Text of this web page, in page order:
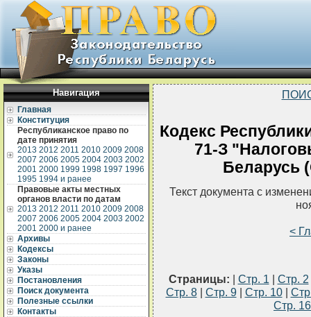
Навигация
Главная
Конституция
Республиканское право по
дате принятия
2013 2012 2011 2010 2009 2008
2007 2006 2005 2004 2003 2002
2001 2000 1999 1998 1997 1996
1995 1994 и ранее
Правовые акты местных
органов власти по датам
2013 2012 2011 2010 2009 2008
2007 2006 2005 2004 2003 2002
2001 2000 и ранее
Архивы
Кодексы
Законы
Указы
Постановления
Поиск документа
Полезные ссылки
Контакты
Кодекс
71-З
Беларусь
Текст документа с
<
Страницы: | Стр. 1 | Стр. 2
Стр. 8| Стр. 9| Стр. 10|
Стр. 16